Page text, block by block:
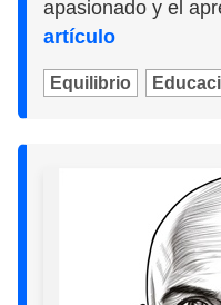
apasionado y el
artículo
Equilibrio